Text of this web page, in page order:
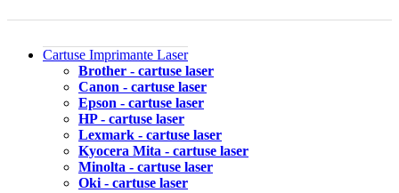
Cartuse Imprimante Laser
Brother - cartuse laser
Canon - cartuse laser
Epson - cartuse laser
HP - cartuse laser
Lexmark - cartuse laser
Kyocera Mita - cartuse laser
Minolta - cartuse laser
Oki - cartuse laser